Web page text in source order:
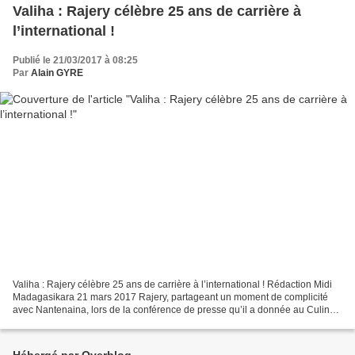
Valiha : Rajery célèbre 25 ans de carrière à
l’international !
Publié le 21/03/2017 à 08:25
Par Alain GYRE
Valiha : Rajery célèbre 25 ans de carrière à l’international ! Rédaction Midi
Madagasikara 21 mars 2017 Rajery, partageant un moment de complicité
avec Nantenaina, lors de la conférence de presse qu’il a donnée au Culina